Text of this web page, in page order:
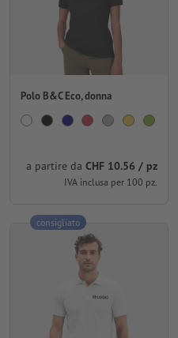
Polo B&C Eco, donna
a partire da CHF 10.56 / pz
IVA inclusa per 100 pz.
consigliato